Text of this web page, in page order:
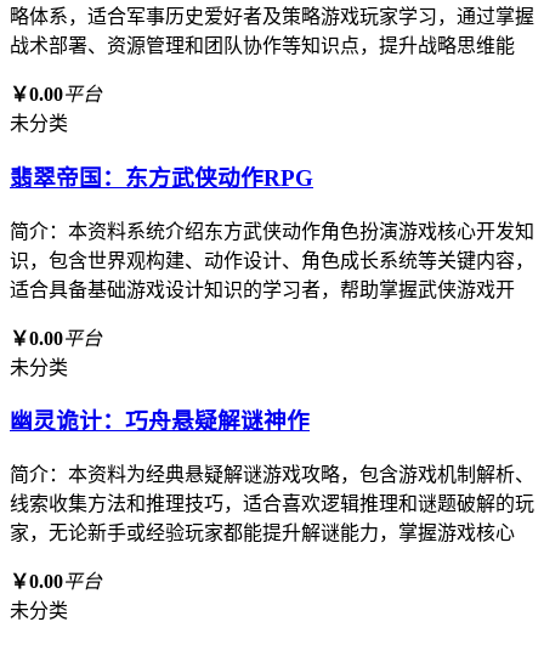
略体系，适合军事历史爱好者及策略游戏玩家学习，通过掌握
战术部署、资源管理和团队协作等知识点，提升战略思维能
￥0.00平台
未分类
翡翠帝国：东方武侠动作RPG
简介：本资料系统介绍东方武侠动作角色扮演游戏核心开发知
识，包含世界观构建、动作设计、角色成长系统等关键内容，
适合具备基础游戏设计知识的学习者，帮助掌握武侠游戏开
￥0.00平台
未分类
幽灵诡计：巧舟悬疑解谜神作
简介：本资料为经典悬疑解谜游戏攻略，包含游戏机制解析、
线索收集方法和推理技巧，适合喜欢逻辑推理和谜题破解的玩
家，无论新手或经验玩家都能提升解谜能力，掌握游戏核心
￥0.00平台
未分类